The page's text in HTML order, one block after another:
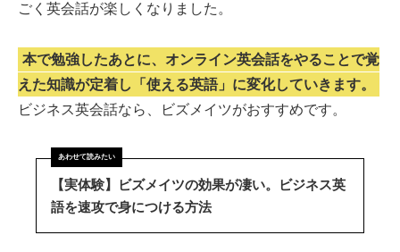
ごく英会話が楽しくなりました。
本で勉強したあとに、オンライン英会話をやることで覚
えた知識が定着し「使える英語」に変化していきます。
ビジネス英会話なら、ビズメイツがおすすめです。
【実体験】ビズメイツの効果が凄い。ビジネス英
語を速攻で身につける方法